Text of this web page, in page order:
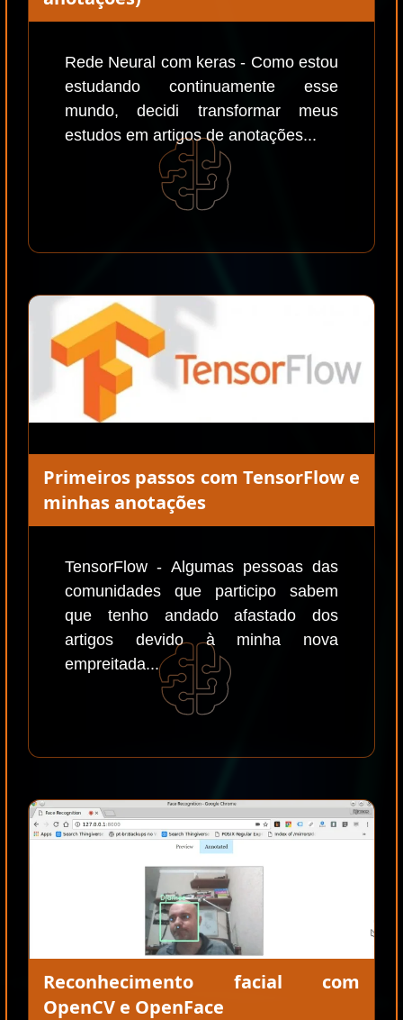
Rede Neural com keras - Como estou
estudando continuamente esse
mundo, decidi transformar meus
estudos em artigos de anotações...
Primeiros passos com TensorFlow e
minhas anotações
TensorFlow - Algumas pessoas das
comunidades que participo sabem
que tenho andado afastado dos
artigos devido à minha nova
empreitada...
Reconhecimento facial com
OpenCV e OpenFace